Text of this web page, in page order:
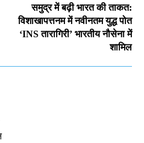
समुद्र में बढ़ी भारत की ताकत:
विशाखापत्तनम में नवीनतम युद्ध पोत
‘INS तारागिरी’ भारतीय नौसेना में
शामिल